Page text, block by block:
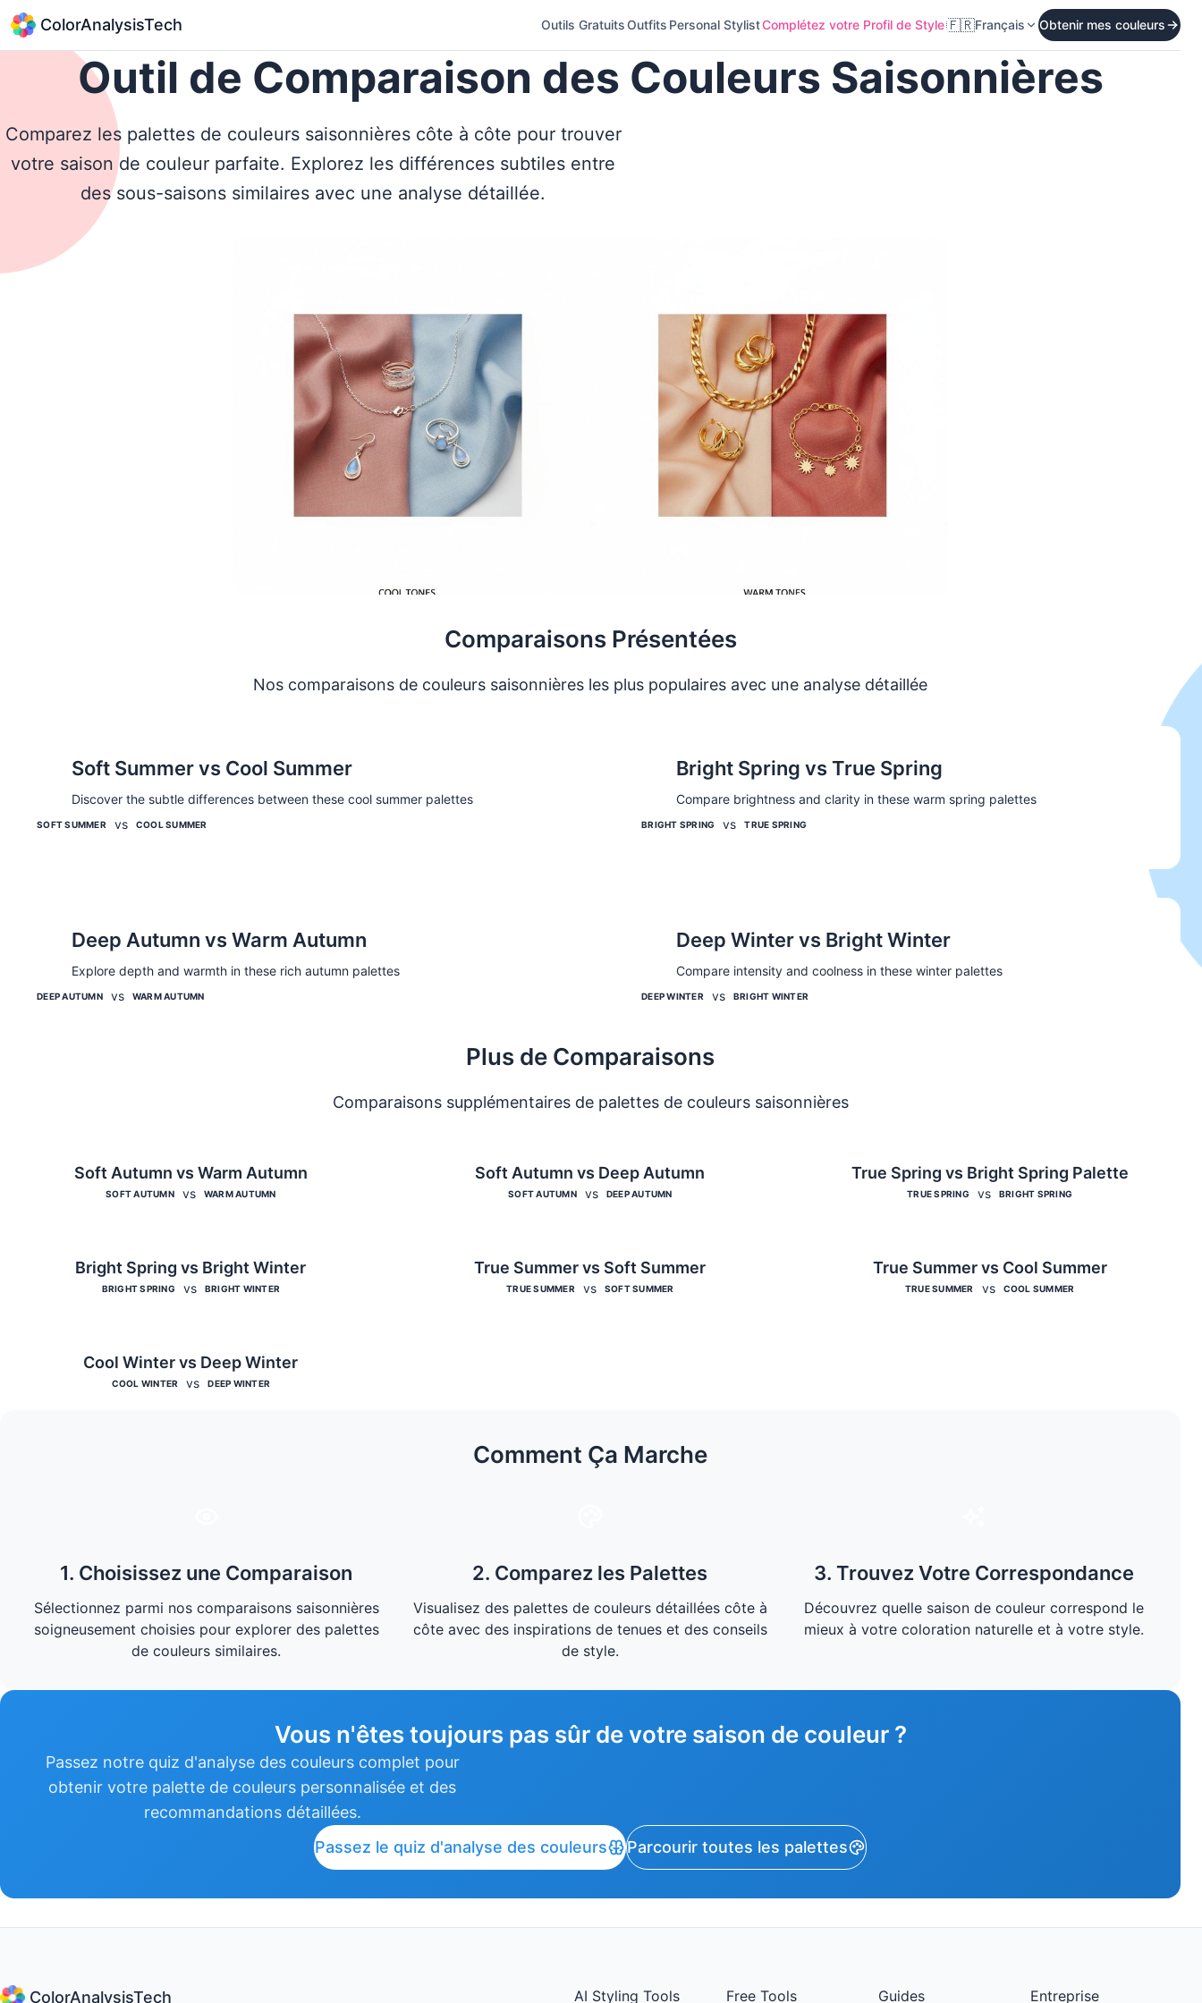
ColorAnalysisTech Outils GratuitsOutfits Personal StylistComplétez votre Profil de Style🇫🇷Français Obtenir mes couleurs
Outil de Comparaison des Couleurs Saisonnières
Comparez les palettes de couleurs saisonnières côte à côte pour trouver
votre saison de couleur parfaite. Explorez les différences subtiles entre
des sous-saisons similaires avec une analyse détaillée.
Comparaisons Présentées
Nos comparaisons de couleurs saisonnières les plus populaires avec une analyse détaillée
Soft Summer vs Cool Summer
Discover the subtle differences between these cool summer palettes
SOFT SUMMER vs COOL SUMMER
Bright Spring vs True Spring
Compare brightness and clarity in these warm spring palettes
BRIGHT SPRING vs TRUE SPRING
Deep Autumn vs Warm Autumn
Explore depth and warmth in these rich autumn palettes
DEEP AUTUMN vs WARM AUTUMN
Deep Winter vs Bright Winter
Compare intensity and coolness in these winter palettes
DEEP WINTER vs BRIGHT WINTER
Plus de Comparaisons
Comparaisons supplémentaires de palettes de couleurs saisonnières
Soft Autumn vs Warm Autumn
SOFT AUTUMN vs WARM AUTUMN
Soft Autumn vs Deep Autumn
SOFT AUTUMN vs DEEP AUTUMN
True Spring vs Bright Spring Palette
TRUE SPRING vs BRIGHT SPRING
Bright Spring vs Bright Winter
BRIGHT SPRING vs BRIGHT WINTER
True Summer vs Soft Summer
TRUE SUMMER vs SOFT SUMMER
True Summer vs Cool Summer
TRUE SUMMER vs COOL SUMMER
Cool Winter vs Deep Winter
COOL WINTER vs DEEP WINTER
Comment Ça Marche
1. Choisissez une Comparaison
Sélectionnez parmi nos comparaisons saisonnières
soigneusement choisies pour explorer des palettes
de couleurs similaires.
2. Comparez les Palettes
Visualisez des palettes de couleurs détaillées côte à
côte avec des inspirations de tenues et des conseils
de style.
3. Trouvez Votre Correspondance
Découvrez quelle saison de couleur correspond le
mieux à votre coloration naturelle et à votre style.
Vous n'êtes toujours pas sûr de votre saison de couleur ?
Passez notre quiz d'analyse des couleurs complet pour
obtenir votre palette de couleurs personnalisée et des
recommandations détaillées.
Passez le quiz d'analyse des couleurs
Parcourir toutes les palettes
ColorAnalysisTech AI Styling Tools Free Tools Guides Entreprise